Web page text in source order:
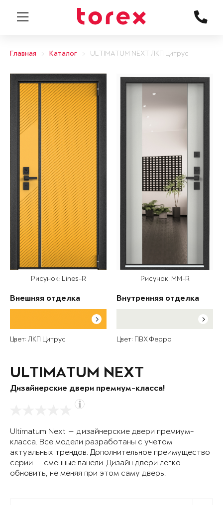
Главная Каталог ULTIMATUM NEXT ЛКП Цитрус
Рисунок: Lines-R
Внешняя отделка
Цвет: ЛКП Цитрус
Рисунок: MM-R
Внутренняя отделка
Цвет: ПВХ Ферро
ULTIMATUM NEXT
Дизайнерские двери премиум-класса!
Ultimatum Next — дизайнерские двери премиум-
класса. Все модели разработаны с учетом
актуальных трендов. Дополнительное преимущество
серии — сменные панели. Дизайн двери легко
обновить, не меняя при этом саму дверь.